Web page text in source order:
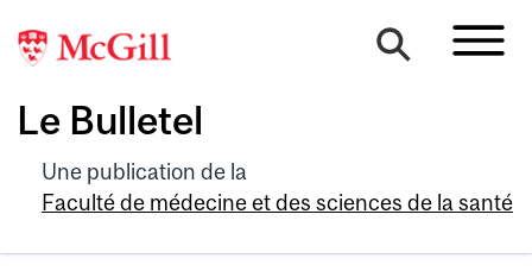
Le Bulletel
Une publication de la
Faculté de médecine et des sciences de la santé